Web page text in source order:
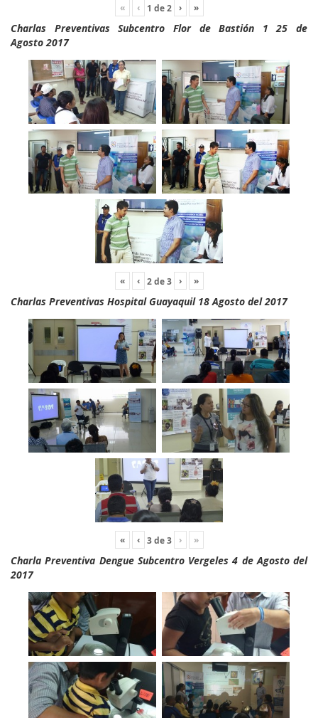
« ‹ 1 de2 › »
Charlas Preventivas Subcentro Flor de Bastión 1 25 de
Agosto 2017
« ‹ 2de3 › »
Charlas Preventivas Hospital Guayaquil 18 Agosto del 2017
« ‹ 3de3 › »
Charla Preventiva Dengue Subcentro Vergeles 4 de Agosto del
2017